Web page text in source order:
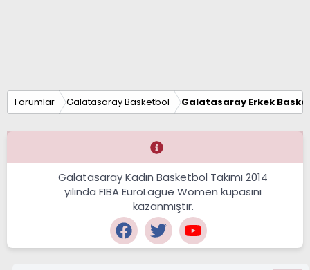
Forumlar Galatasaray Basketbol Galatasaray Erkek
Galatasaray Kadın Basketbol Takımı 2014
yılında FIBA EuroLague Women kupasını
kazanmıştır.